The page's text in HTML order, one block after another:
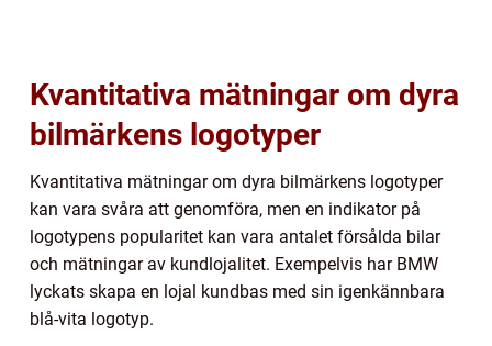
Kvantitativa mätningar om dyra
bilmärkens logotyper
Kvantitativa mätningar om dyra bilmärkens logotyper
kan vara svåra att genomföra, men en indikator på
logotypens popularitet kan vara antalet försålda bilar
och mätningar av kundlojalitet. Exempelvis har BMW
lyckats skapa en lojal kundbas med sin igenkännbara
blå-vita logotyp.